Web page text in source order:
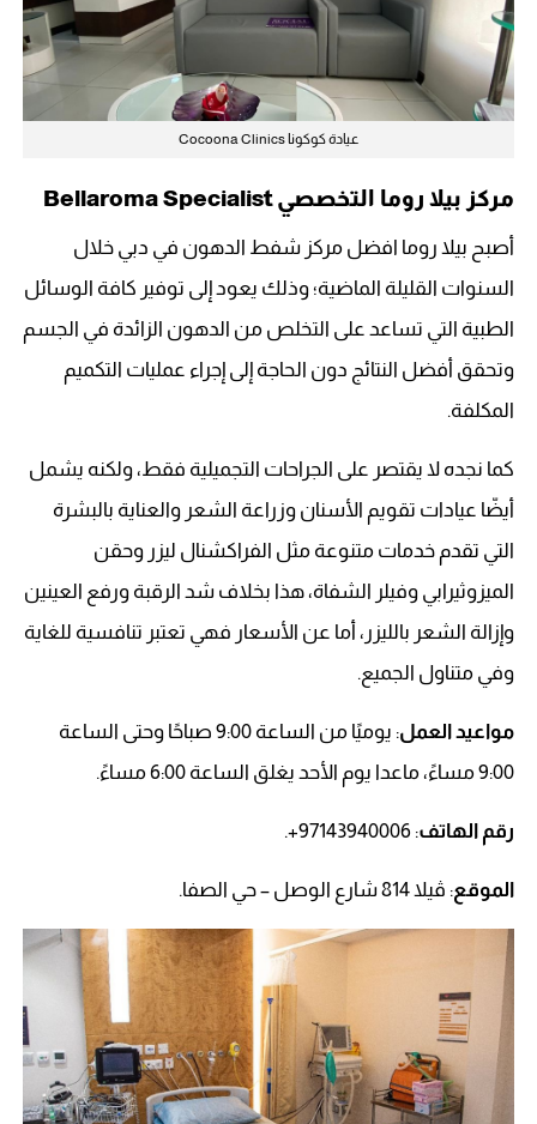
عيادة كوكونا Cocoona Clinics
مركز بيلا روما التخصصي Bellaroma Specialist
أصبح بيلا روما افضل مركز شفط الدهون في دبي خلال
السنوات القليلة الماضية؛ وذلك يعود إلى توفير كافة الوسائل
الطبية التي تساعد على التخلص من الدهون الزائدة في الجسم
وتحقق أفضل النتائج دون الحاجة إلى إجراء عمليات التكميم
المكلفة.
كما نجده لا يقتصر على الجراحات التجميلية فقط، ولكنه يشمل
أيضّا عيادات تقويم الأسنان وزراعة الشعر والعناية بالبشرة
التي تقدم خدمات متنوعة مثل الفراكشنال ليزر وحقن
الميزوثيرابي وفيلر الشفاة، هذا بخلاف شد الرقبة ورفع العينين
وإزالة الشعر بالليزر، أما عن الأسعار فهي تعتبر تنافسية للغاية
وفي متناول الجميع.
مواعيد العمل
: يوميًا من الساعة 9:00 صباحًا وحتى الساعة
9:00 مساءً، ماعدا يوم الأحد يغلق الساعة 6:00 مساءً.
رقم الهاتف: 97143940006+.
الموقع: ڤيلا 814 شارع الوصل – حي الصفا.